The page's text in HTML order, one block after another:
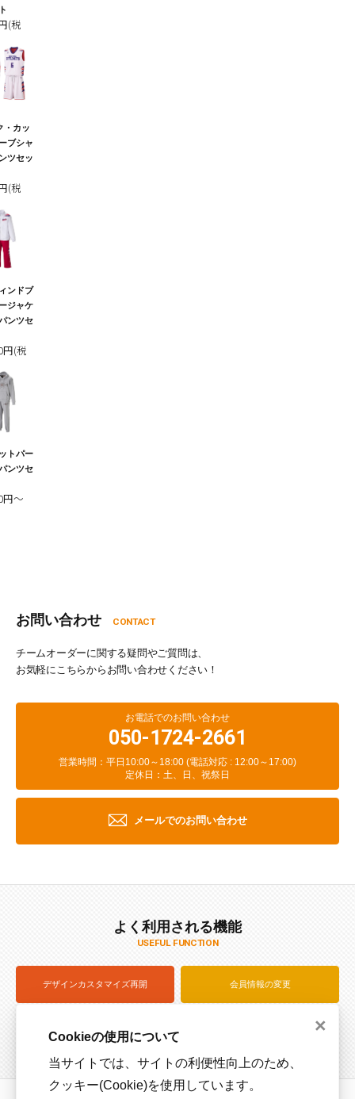
(税
・カッ
ブシャ
ツセッ
(税
ンドブ
ジャケ
ンツセ
円(税
トパー
ンツセ
円～
お問い合わせ CONTACT
チームオーダーに関する疑問やご質問は、
お気軽にこちらからお問い合わせください！
お電話でのお問い合わせ
050-1724-2661
営業時間：平日10:00～18:00 (電話対応 : 12:00～17:00)
定休日：土、日、祝祭日
メールでのお問い合わせ
よく利用される機能
USEFUL FUNCTION
デザインカスタマイズ再開 会員情報の変更
×
Cookieの使用について
当サイトでは、サイトの利便性向上のため、
クッキー(Cookie)を使用しています。